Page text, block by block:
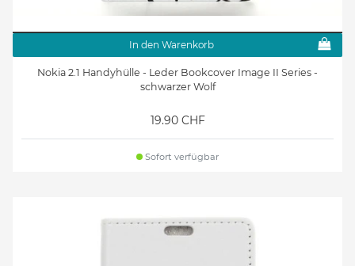
In den Warenkorb
Nokia 2.1 Handyhülle - Leder Bookcover Image II Series -
schwarzer Wolf
19.90 CHF
Sofort verfügbar